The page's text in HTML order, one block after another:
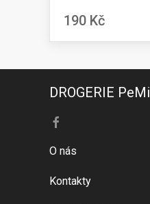
190 Kč
DROGERIE PeMi
O nás
Kontakty